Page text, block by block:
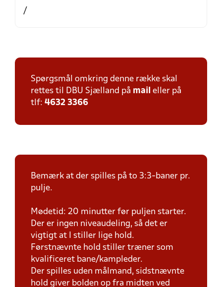
/
Spørgsmål omkring denne række skal
rettes til DBU Sjælland på mail eller på
tlf: 4632 3366
Bemærk at der spilles på to 3:3-baner pr.
pulje.
Mødetid: 20 minutter før puljen starter.
Der er ingen niveaudeling, så det er
vigtigt at I stiller lige hold.
Førstnævnte hold stiller træner som
kvalificeret bane/kampleder.
Der spilles uden målmand, sidstnævnte
hold giver bolden op fra midten ved